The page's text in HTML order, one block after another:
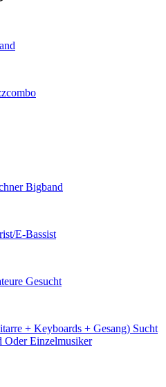
Bigband
E-Bassist
Gesucht
+ Keyboards + Gesang) Sucht
Oder Einzelmusiker